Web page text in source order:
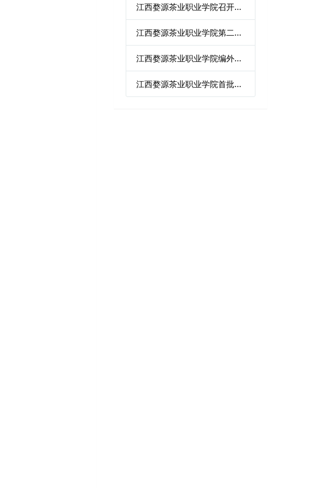
江西婺源茶业职业学院召开...
江西婺源茶业职业学院第二...
江西婺源茶业职业学院编外...
江西婺源茶业职业学院首批...